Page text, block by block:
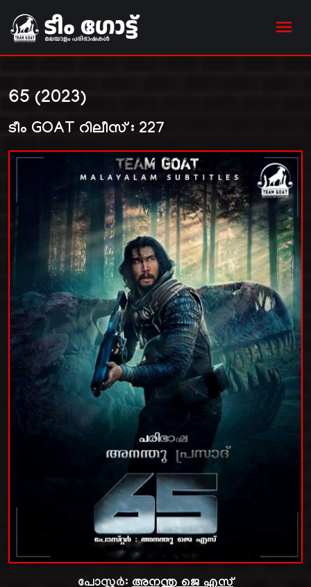
65 (2023)
ടീം GOAT റിലീസ് : 227